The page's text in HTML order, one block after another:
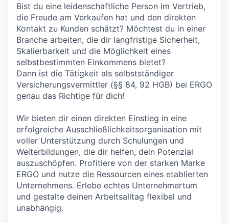
Bist du eine leidenschaftliche Person im Vertrieb,
die Freude am Verkaufen hat und den direkten
Kontakt zu Kunden schätzt? Möchtest du in einer
Branche arbeiten, die dir langfristige Sicherheit,
Skalierbarkeit und die Möglichkeit eines
selbstbestimmten Einkommens bietet?
Dann ist die Tätigkeit als selbstständiger
Versicherungsvermittler (§§ 84, 92 HGB) bei ERGO
genau das Richtige für dich!
Wir bieten dir einen direkten Einstieg in eine
erfolgreiche Ausschließlichkeitsorganisation mit
voller Unterstützung durch Schulungen und
Weiterbildungen, die dir helfen, dein Potenzial
auszuschöpfen. Profitiere von der starken Marke
ERGO und nutze die Ressourcen eines etablierten
Unternehmens. Erlebe echtes Unternehmertum
und gestalte deinen Arbeitsalltag flexibel und
unabhängig.